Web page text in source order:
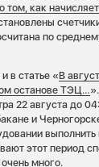
том, как
по
в статье «В
останове ТЭЦ…
22 августа до
и
этот период
много.